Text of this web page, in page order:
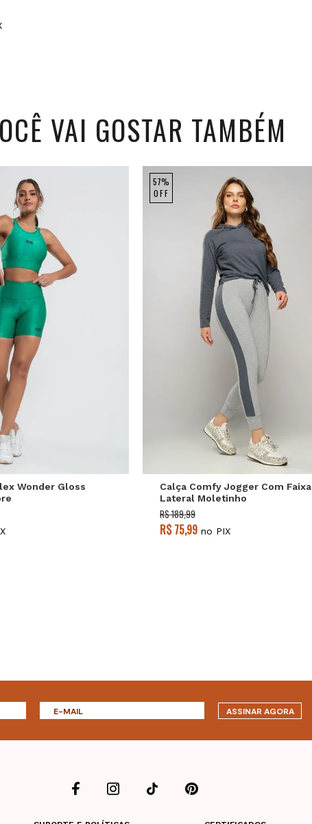
VAI GOSTAR TAMBÉM
M
Wonder Gloss
57%
OFF
P M
Calça Comfy Jogger Com Faixa
Lateral Moletinho
Mescla+Grafite Salvatore
R$ 189,99
R$ 75,99 no PIX
ASSINAR AGORA